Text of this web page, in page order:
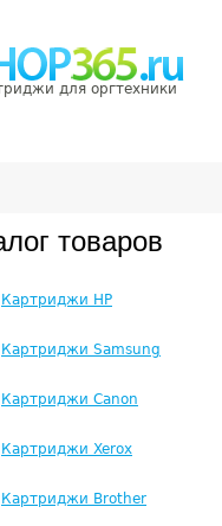
для оргтехники
товаров
Картриджи HP
Картриджи Samsung
Картриджи Canon
Картриджи Xerox
Картриджи Brother